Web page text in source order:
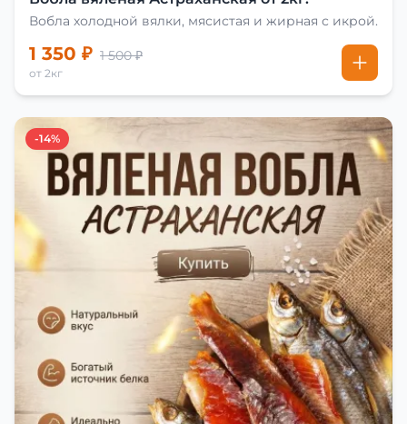
Вобла холодной вялки, мясистая и жирная с икрой.
1 350 ₽ 1 500 ₽
от 2кг
-14%